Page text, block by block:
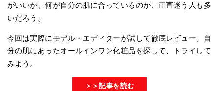
がいいか、何が自分の肌に合っているのか、正直迷う人も多
いだろう。
今回は実際にモデル・エディターが試して徹底レビュー。自
分の肌にあったオールインワン化粧品を探して、トライして
みよう。
＞＞記事を読む